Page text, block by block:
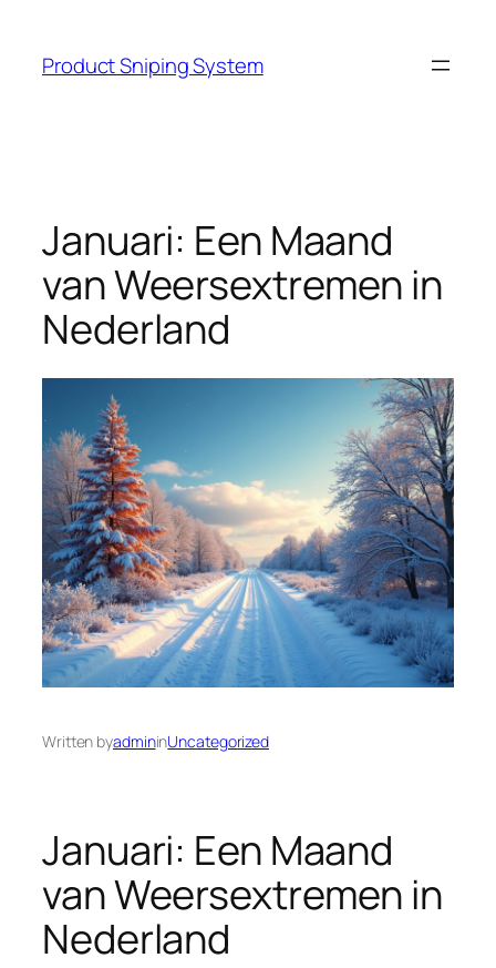
content
Product Sniping System
Januari: Een Maand
van Weersextremen in
Nederland
Written byadmininUncategorized
Januari: Een Maand
van Weersextremen in
Nederland